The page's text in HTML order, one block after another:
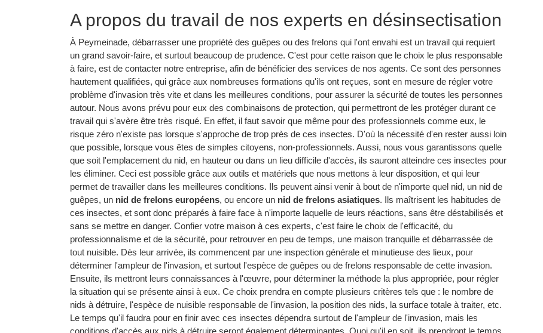
A propos du travail de nos experts en désinsectisation
À Peymeinade, débarrasser une propriété des guêpes ou des frelons qui l'ont envahi est un travail qui requiert
un grand savoir-faire, et surtout beaucoup de prudence. C'est pour cette raison que le choix le plus responsable
à faire, est de contacter notre entreprise, afin de bénéficier des services de nos agents. Ce sont des personnes
hautement qualifiées, qui grâce aux nombreuses formations qu'ils ont reçues, sont en mesure de régler votre
problème d'invasion très vite et dans les meilleures conditions, pour assurer la sécurité de toutes les personnes
autour. Nous avons prévu pour eux des combinaisons de protection, qui permettront de les protéger durant ce
travail qui s'avère être très risqué. En effet, il faut savoir que même pour des professionnels comme eux, le
risque zéro n'existe pas lorsque s'approche de trop près de ces insectes. D'où la nécessité d'en rester aussi loin
que possible, lorsque vous êtes de simples citoyens, non-professionnels. Aussi, nous vous garantissons quelle
que soit l'emplacement du nid, en hauteur ou dans un lieu difficile d'accès, ils sauront atteindre ces insectes pour
les éliminer. Ceci est possible grâce aux outils et matériels que nous mettons à leur disposition, et qui leur
permet de travailler dans les meilleures conditions. Ils peuvent ainsi venir à bout de n'importe quel nid, un nid de
guêpes, un nid de frelons européens, ou encore un nid de frelons asiatiques. Ils maîtrisent les habitudes de
ces insectes, et sont donc préparés à faire face à n'importe laquelle de leurs réactions, sans être déstabilisés et
sans se mettre en danger. Confier votre maison à ces experts, c'est faire le choix de l'efficacité, du
professionnalisme et de la sécurité, pour retrouver en peu de temps, une maison tranquille et débarrassée de
tout nuisible. Dès leur arrivée, ils commencent par une inspection générale et minutieuse des lieux, pour
déterminer l'ampleur de l'invasion, et surtout l'espèce de guêpes ou de frelons responsable de cette invasion.
Ensuite, ils mettront leurs connaissances à l'œuvre, pour déterminer la méthode la plus appropriée, pour régler
la situation qui se présente ainsi à eux. Ce choix prendra en compte plusieurs critères tels que : le nombre de
nids à détruire, l'espèce de nuisible responsable de l'invasion, la position des nids, la surface totale à traiter, etc.
Le temps qu'il faudra pour en finir avec ces insectes dépendra surtout de l'ampleur de l'invasion, mais les
conditions d'accès aux nids à détruire seront également déterminantes. Quoi qu'il en soit, ils prendront le temps